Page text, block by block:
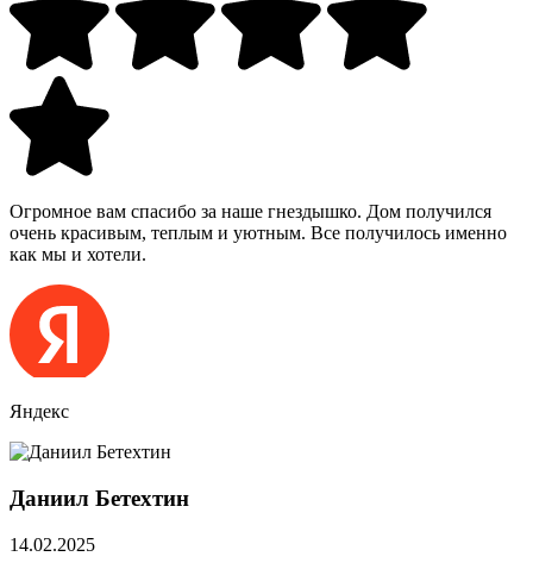
Огромное вам спасибо за наше гнездышко. Дом получился
очень красивым, теплым и уютным. Все получилось именно
как мы и хотели.
Яндекс
Даниил Бетехтин
14.02.2025